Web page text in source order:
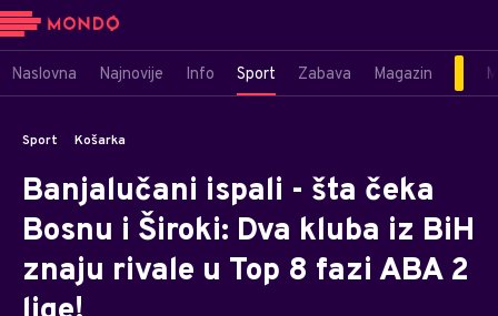
Naslovna Najnovije Info Sport Zabava Magazin
Sport Košarka
Banjalučani ispali - šta čeka
Bosnu i Široki: Dva kluba iz BiH
znaju rivale u Top 8 fazi ABA 2